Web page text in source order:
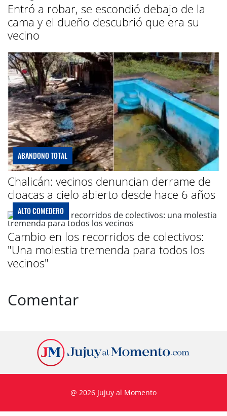
Entró a robar, se escondió debajo de la
cama y el dueño descubrió que era su
vecino
ABANDONO TOTAL
Chalicán: vecinos denuncian derrame de
cloacas a cielo abierto desde hace 6 años
ALTO COMEDERO
Cambio en los recorridos de colectivos:
"Una molestia tremenda para todos los
vecinos"
Comentar
@ 2026 Jujuy al Momento